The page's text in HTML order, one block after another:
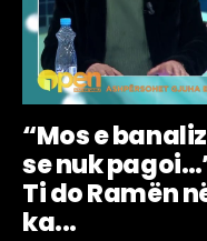
“Mos e
se nuk
Ti do Ramën
ka...